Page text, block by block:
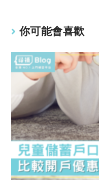
你可能會喜歡